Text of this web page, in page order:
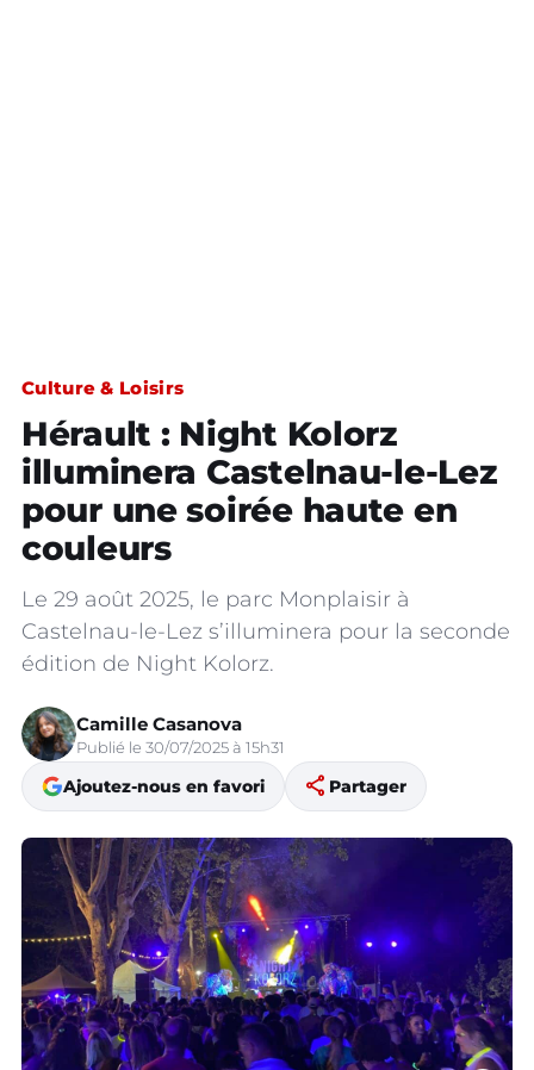
Culture & Loisirs
Hérault : Night Kolorz
illuminera Castelnau-le-Lez
pour une soirée haute en
couleurs
Le 29 août 2025, le parc Monplaisir à
Castelnau-le-Lez s’illuminera pour la seconde
édition de Night Kolorz.
Camille Casanova
Publié le 30/07/2025 à 15h31
Ajoutez-nous en favori share Partager